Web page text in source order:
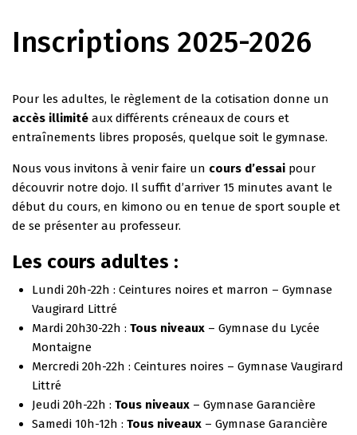
Inscriptions 2025-2026
Pour les adultes, le règlement de la cotisation donne un
accès illimité aux différents créneaux de cours et
entraînements libres proposés, quelque soit le gymnase.
Nous vous invitons à venir faire un cours d’essai pour
découvrir notre dojo. Il suffit d’arriver 15 minutes avant le
début du cours, en kimono ou en tenue de sport souple et
de se présenter au professeur.
Les cours adultes :
Lundi 20h-22h : Ceintures noires et marron – Gymnase
Vaugirard Littré
Mardi 20h30-22h : Tous niveaux – Gymnase du Lycée
Montaigne
Mercredi 20h-22h : Ceintures noires – Gymnase Vaugirard
Littré
Jeudi 20h-22h : Tous niveaux – Gymnase Garancière
Samedi 10h-12h : Tous niveaux – Gymnase Garancière